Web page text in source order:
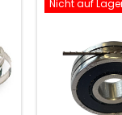
Nicht auf